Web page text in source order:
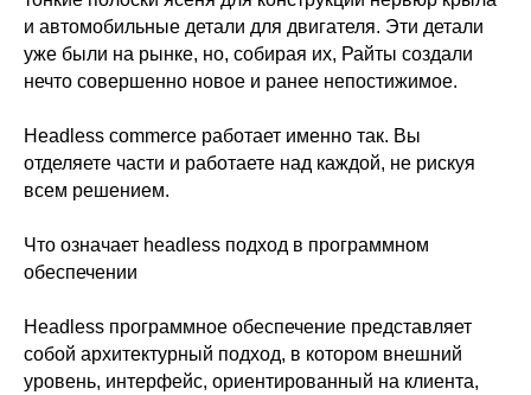
и автомобильные детали для двигателя. Эти детали
уже были на рынке, но, собирая их, Райты создали
нечто совершенно новое и ранее непостижимое.
Headless commerce работает именно так. Вы
отделяете части и работаете над каждой, не рискуя
всем решением.
Что означает headless подход в программном
обеспечении
Headless программное обеспечение представляет
собой архитектурный подход, в котором внешний
уровень, интерфейс, ориентированный на клиента,